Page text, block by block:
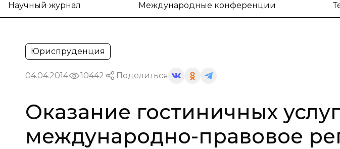
Научный журнал Международные конференции
Юриспруденция
04.04.2014 10442 Поделиться
Оказание гостиничных
международно-правовое